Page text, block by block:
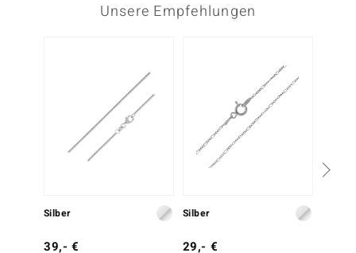
Unsere Empfehlungen
Silber
39,- €
Silber
29,- €